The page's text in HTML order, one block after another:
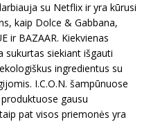
su Netflix ir yra kūrusi
kaip Dolce & Gabbana,
ir BAZAAR. Kiekvienas
sukurtas siekiant išgauti
ingredientus su
I.C.O.N. šampūnuose
gausu
pat visos priemonės yra